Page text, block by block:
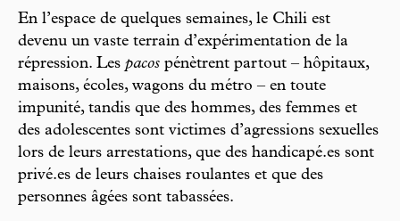
En l’espace de quelques semaines, le Chili est
devenu un vaste terrain d’expérimentation de la
répression. Les pacos pénètrent partout – hôpitaux,
maisons, écoles, wagons du métro – en toute
impunité, tandis que des hommes, des femmes et
des adolescentes sont victimes d’agressions sexuelles
lors de leurs arrestations, que des handicapé.es sont
privé.es de leurs chaises roulantes et que des
personnes âgées sont tabassées.